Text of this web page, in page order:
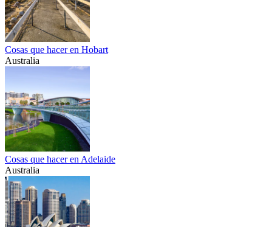
Cosas que hacer en Hobart
Australia
Cosas que hacer en Adelaide
Australia